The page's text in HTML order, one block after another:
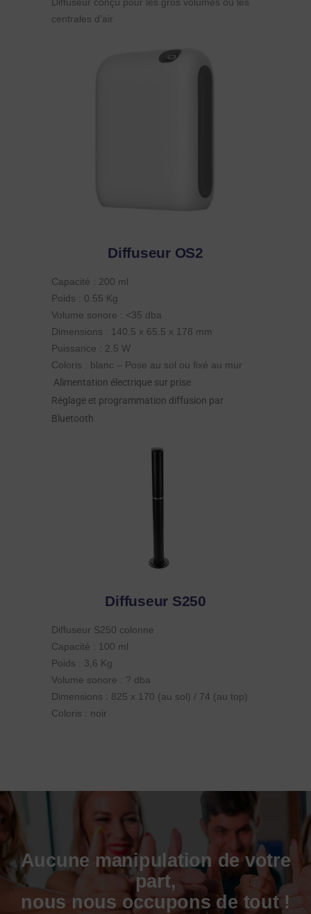
centrales d’air
Diffuseur OS2
Capacité : 200 ml
Poids : 0.55 Kg
Volume sonore : <35 dba
Dimensions : 140.5 x 65.5 x 178 mm
Puissance : 2.5 W
Coloris : blanc – Pose au sol ou fixé au mur
Alimentation électrique sur prise
Réglage et programmation diffusion par
Bluetooth
Diffuseur S250
Diffuseur S250 colonne
Capacité : 100 ml
Poids : 3,6 Kg
Volume sonore : ? dba
Dimensions : 825 x 170 (au sol) / 74 (au top)
Coloris : noir
Aucune manipulation de votre
part,
nous nous occupons de tout !